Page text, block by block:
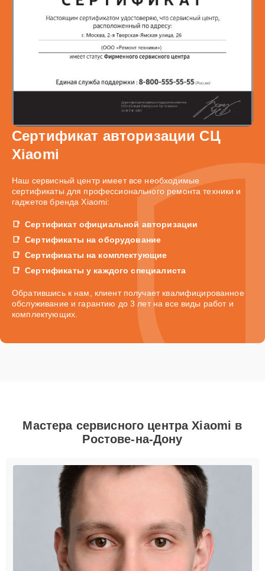
Сертификат авторизации СЦ
Xiaomi
Наш сервисный центр имеет все необходимые
сертификаты для профессионального ремонта техники и
гаджетов бренда Xiaomi:
Сертификат официальной авторизации
Сертификаты на оборудование
Сертификаты на комплектующие
Сертификаты у каждого специалиста
Обратившись к нам, клиент получает квалифицированное
обслуживание и гарантию до 3 лет на все виды работ и
комплектующих.
Мастера сервисного центра Xiaomi в
Ростове-на-Дону